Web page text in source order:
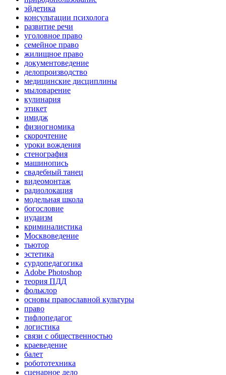
эйдетика
консультации психолога
развитие речи
уголовное право
семейное право
жилищное право
документоведение
делопроизводство
медицинские дисциплины
мыловарение
кулинария
этикет
имидж
физиогномика
скорочтение
уроки вождения
стенография
машинопись
свадебный танец
видеомонтаж
радиолокация
модельная школа
богословие
иудаизм
криминалистика
Москвоведение
тьютор
эстетика
сурдопедагогика
Adobe Photoshop
теория ПДД
фольклор
основы православной культуры
право
тифлопедагог
логистика
связи с общественностью
краеведение
балет
робототехника
сценарное дело